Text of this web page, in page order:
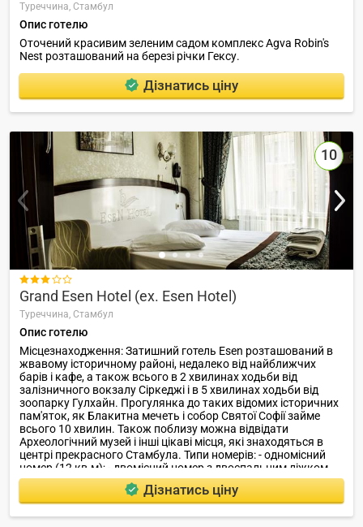
Туреччина, Стамбул
Опис готелю
Оточений красивим зеленим садом комплекс Agva Robin's
Nest розташований на березі річки Гексу.
Дізнатись ціну
10

Grand Esen Hotel (ex. Esen Hotel)
Туреччина, Стамбул
Опис готелю
Місцезнаходження: Затишний готель Esen розташований в
жвавому історичному районі, недалеко від найближчих
барів і кафе, а також всього в 2 хвилинах ходьби від
залізничного вокзалу Сіркеджі і в 5 хвилинах ходьби від
зоопарку Гулхайн. Прогулянка до таких відомих історичних
пам'яток, як Блакитна мечеть і собор Святої Софії займе
всього 10 хвилин. Також поблизу можна відвідати
Археологічний музей і інші цікаві місця, які знаходяться в
центрі прекрасного Стамбула. Типи номерів: - одномісний
номер (12 кв.м); - двомісний номер з двоспальним ліжком
(10 кв.м); - двомісний номер економ-класу з двоспальним
ліжком (10 кв.м); - двомісний номер з 2 односпальними
ліжками (19 кв.м); - тримісний номер з двоспальним і
односпальним ліжками або 3 односпальними ліжками (18
Дізнатись ціну